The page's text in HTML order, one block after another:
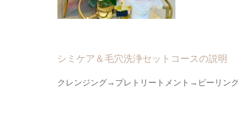
シミケア＆毛穴洗浄セットコースの説明
クレンジング→プレトリートメント→ピーリ